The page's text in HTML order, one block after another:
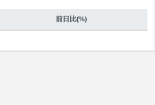
前日比(%)